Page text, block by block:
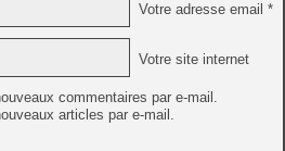
Votre adresse email *
Votre site internet
commentaires par e-mail.
articles par e-mail.